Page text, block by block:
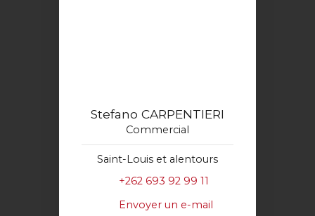
Stefano CARPENTIERI
Commercial
Saint-Louis et alentours
+262 693 92 99 11
Envoyer un e-mail